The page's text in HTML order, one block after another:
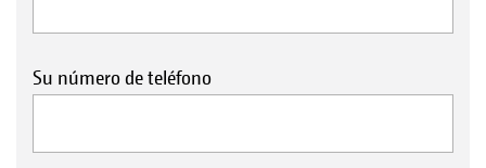
Su número de teléfono